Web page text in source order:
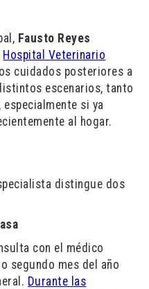
Fausto Reyes
Hospital Veterinario
cuidados posteriores a
escenarios, tanto
si ya
al hogar.
distingue dos
con el médico
segundo mes del año
Durante las